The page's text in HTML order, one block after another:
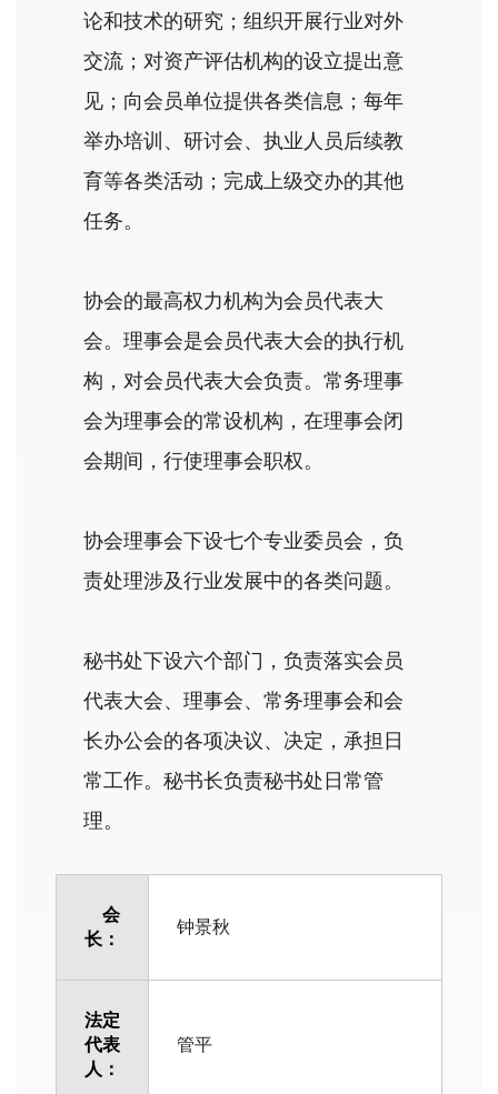
论和技术的研究；组织开展行业对外
交流；对资产评估机构的设立提出意
见；向会员单位提供各类信息；每年
举办培训、研讨会、执业人员后续教
育等各类活动；完成上级交办的其他
任务。
协会的最高权力机构为会员代表大
会。理事会是会员代表大会的执行机
构，对会员代表大会负责。常务理事
会为理事会的常设机构，在理事会闭
会期间，行使理事会职权。
协会理事会下设七个专业委员会，负
责处理涉及行业发展中的各类问题。
秘书处下设六个部门，负责落实会员
代表大会、理事会、常务理事会和会
长办公会的各项决议、决定，承担日
常工作。秘书长负责秘书处日常管
理。
会
长：
钟景秋
法定
代表
人：
管平